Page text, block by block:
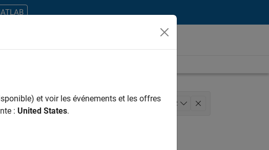
Ingénierie de la qualité Rédaction technique 2
et voir les événements et les offres
: United States.